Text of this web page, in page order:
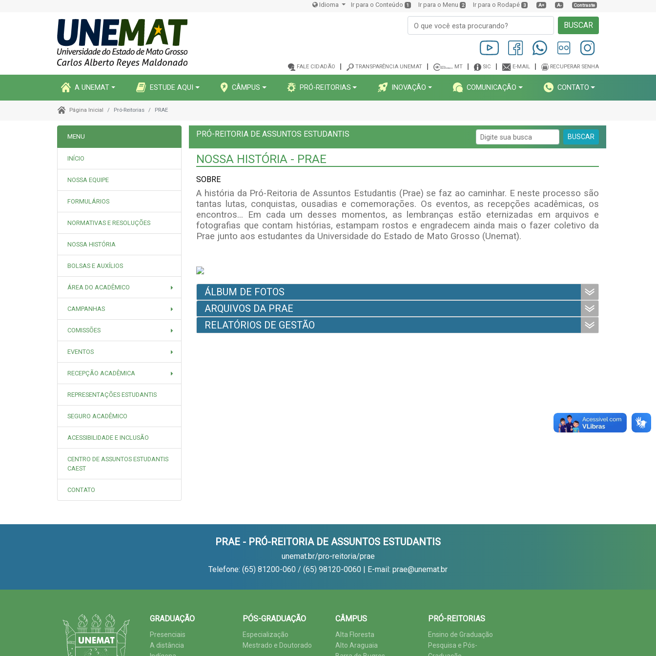
Idioma Ir para o Conteúdo 1 Ir para o Menu 2 Ir para o Rodapé 3 A+ A- Contraste
BUSCAR
FALE CIDADÃO TRANSPARÊNCIA UNEMAT MT SIC E-MAIL RECUPERAR SENHA
A UNEMAT ESTUDE AQUI CÂMPUS PRÓ-REITORIAS INOVAÇÃO COMUNICAÇÃO CONTATO
Página Inicial Pró-Reitorias PRAE
MENU
INÍCIO
NOSSA EQUIPE
FORMULÁRIOS
NORMATIVAS E RESOLUÇÕES
NOSSA HISTÓRIA
BOLSAS E AUXÍLIOS
ÁREA DO ACADÊMICO
CAMPANHAS
COMISSÕES
EVENTOS
RECEPÇÃO ACADÊMICA
REPRESENTAÇÕES ESTUDANTIS
SEGURO ACADÊMICO
ACESSIBILIDADE E INCLUSÃO
CENTRO DE ASSUNTOS ESTUDANTIS
CAEST
CONTATO
PRÓ-REITORIA DE ASSUNTOS ESTUDANTIS BUSCAR
NOSSA HISTÓRIA - PRAE
SOBRE
A história da Pró-Reitoria de Assuntos Estudantis (Prae) se faz ao caminhar. E neste processo são
tantas lutas, conquistas, ousadias e comemorações. Os eventos, as recepções acadêmicas, os
encontros... Em cada um desses momentos, as lembranças estão eternizadas em arquivos e
fotografias que contam histórias, estampam rostos e engradecem ainda mais o fazer coletivo da
Prae junto aos estudantes da Universidade do Estado de Mato Grosso (Unemat).
ÁLBUM DE FOTOS
ARQUIVOS DA PRAE
RELATÓRIOS DE GESTÃO
PRAE - PRÓ-REITORIA DE ASSUNTOS ESTUDANTIS
unemat.br/pro-reitoria/prae
Telefone: (65) 81200-060 / (65) 98120-0060 | E-mail: prae@unemat.br
GRADUAÇÃO
Presenciais
A distância
PÓS-GRADUAÇÃO
Especialização
Mestrado e Doutorado
CÂMPUS
Alta Floresta
Alto Araguaia
PRÓ-REITORIAS
Ensino de Graduação
Pesquisa e Pós-